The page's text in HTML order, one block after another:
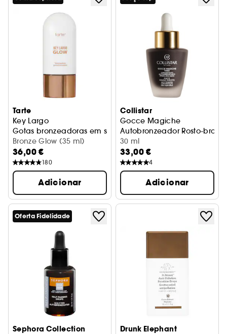
Tarte
Key Largo
Gotas bronzeadoras em sérum para rosto e corpo
Bronze Glow (35 ml)
36,00 €
180
Adicionar
Collistar
Gocce Magiche
Autobronzeador Rosto-
30 ml
33,00 €
4
Adicionar
Oferta Fidelidade
Sephora Collection Drunk Elephant